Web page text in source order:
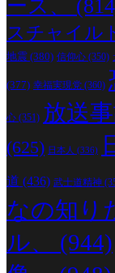
ース、
スチャイル
地震 (380) 信仰心 (350)
(377) 幸福実現党 (360)
心 (351) 放送事
(625) 日本人 (336)
道 (436) 武士道精神
なの知り
ル、
(944)